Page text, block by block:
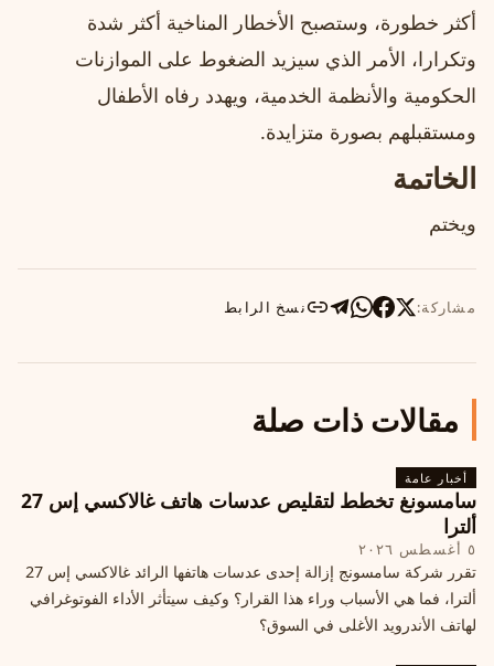
أكثر خطورة، وستصبح الأخطار المناخية أكثر شدة
وتكرارا، الأمر الذي سيزيد الضغوط على الموازنات
الحكومية والأنظمة الخدمية، ويهدد رفاه الأطفال
ومستقبلهم بصورة متزايدة.
الخاتمة
ويختم
مشاركة: نسخ الرابط
مقالات ذات صلة
أخبار عامة
سامسونغ تخطط لتقليص عدسات هاتف غالاكسي إس 27
ألترا
٥ أغسطس ٢٠٢٦
تقرر شركة سامسونج إزالة إحدى عدسات هاتفها الرائد غالاكسي إس 27
ألترا، فما هي الأسباب وراء هذا القرار؟ وكيف سيتأثر الأداء الفوتوغرافي
لهاتف الأندرويد الأغلى في السوق؟